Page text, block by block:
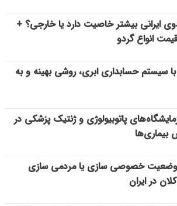
ایرانی بیشتر خاصیت دارد یا خارجی؟ +
انواع گردو
سیستم حسابداری ابری، روشی بهینه و به
پاتوبیولوژی و ژنتیک پزشکی در
خصوصی سازی یا مردمی سازی
در ایران